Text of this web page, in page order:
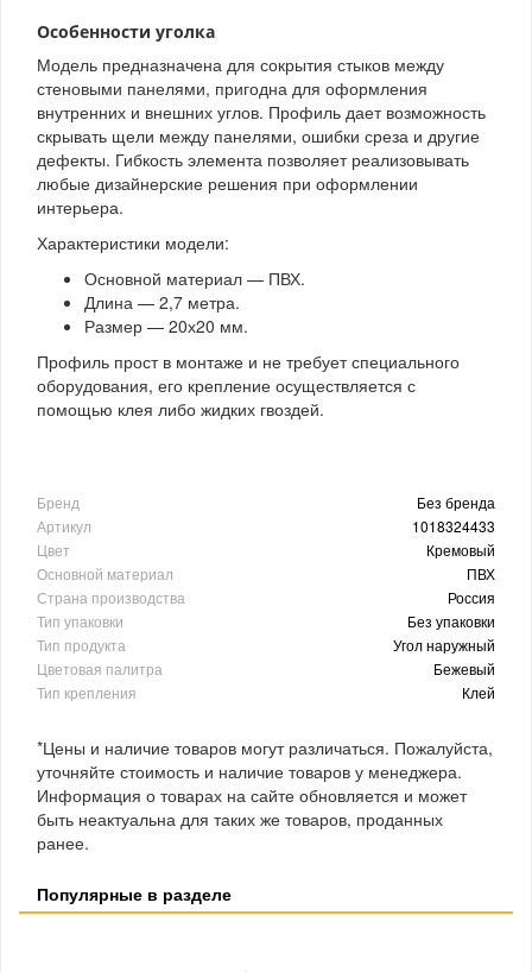
Особенности уголка
Модель предназначена для сокрытия стыков между
стеновыми панелями, пригодна для оформления
внутренних и внешних углов. Профиль дает возможность
скрывать щели между панелями, ошибки среза и другие
дефекты. Гибкость элемента позволяет реализовывать
любые дизайнерские решения при оформлении
интерьера.
Характеристики модели:
Основной материал — ПВХ.
Длина — 2,7 метра.
Размер — 20х20 мм.
Профиль прост в монтаже и не требует специального
оборудования, его крепление осуществляется с
помощью клея либо жидких гвоздей.
Бренд
Без бренда
Артикул
1018324433
Цвет
Кремовый
Основной материал
ПВХ
Страна производства
Россия
Тип упаковки
Без упаковки
Тип продукта
Угол наружный
Цветовая палитра
Бежевый
Тип крепления
Клей
*Цены и наличие товаров могут различаться. Пожалуйста,
уточняйте стоимость и наличие товаров у менеджера.
Информация о товарах на сайте обновляется и может
быть неактуальна для таких же товаров, проданных
ранее.
Популярные в разделе